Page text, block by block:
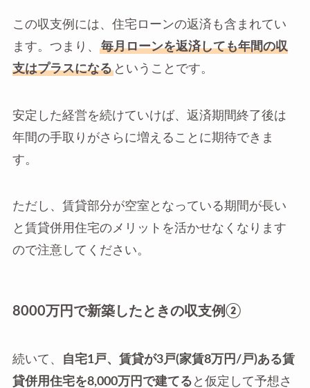
この収支例には、住宅ローンの返済も含まれてい
ます。つまり、
毎月ローンを返済しても年間の収
支はプラスになるということです。
安定した経営を続けていけば、返済期間終了後は
年間の手取りがさらに増えることに期待できま
す。
ただし、賃貸部分が空室となっている期間が長い
と賃貸併用住宅のメリットを活かせなくなります
ので注意してください。
8000万円で新築したときの収支例②
続いて、
自宅1戸、賃貸が3戸(家賃8万円/戸)ある賃
貸併用住宅を8,000万円で建てる と仮定して予想さ